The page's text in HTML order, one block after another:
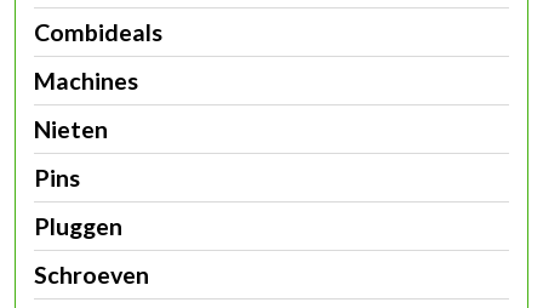
Combideals
Machines
Nieten
Pins
Pluggen
Schroeven